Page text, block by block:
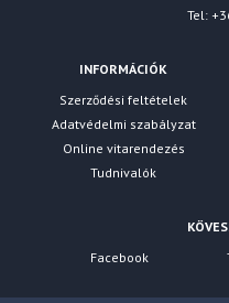
Tel:
INFORMÁCIÓK
Szerződési feltételek
Adatvédelmi szabályzat
Online vitarendezés
Tudnivalók
Facebook